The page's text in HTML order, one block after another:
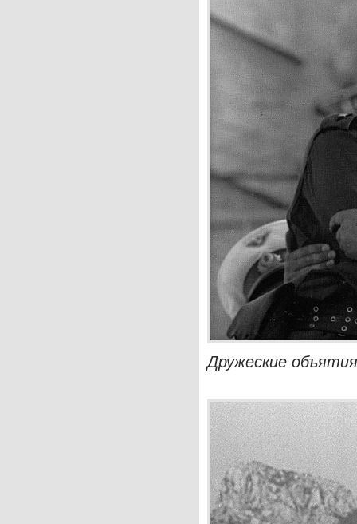
Дружеские